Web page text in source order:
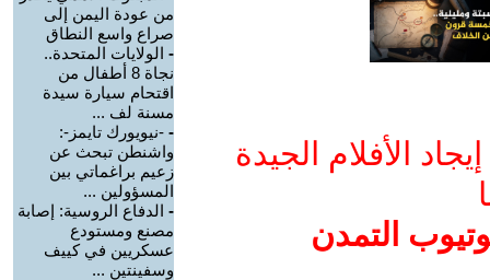
الأفلام الجيدة
التمدن
من عودة اليمن إلى
صراع واسع النطاق
- الولايات المتحدة..
نجاة 8 أطفال من
اقتحام سيارة سيدة
مسنة لف ...
- -نيويورك تايمز-:
واشنطن تبحث عن
زعيم براغماتي بين
المسؤولين ...
- الدفاع الروسية: إصابة
مصنع ومستودع
عسكريين في كييف
وسفينتين ...